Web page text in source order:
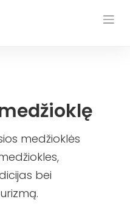
medžioklės
bei